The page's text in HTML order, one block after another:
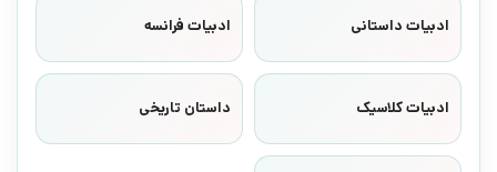
ادبیات داستانی ادبیات فرانسه
ادبیات کلاسیک داستان تاریخی